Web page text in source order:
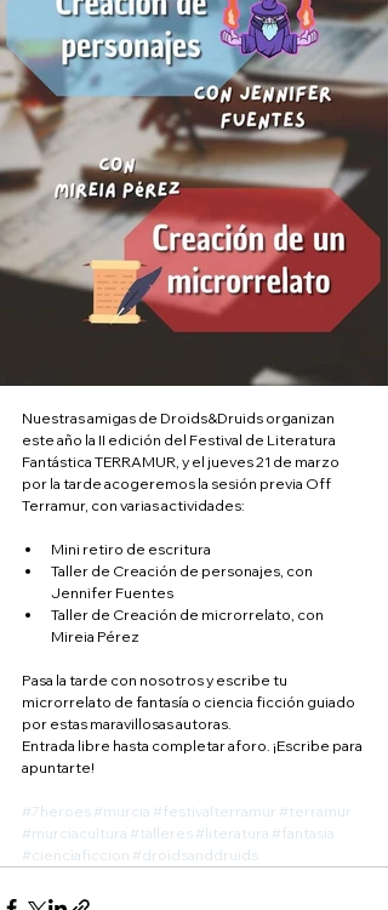
Nuestras amigas de Droids&Druids organizan
este año la II edición del Festival de Literatura
Fantástica TERRAMUR, y el jueves 21 de marzo
por la tarde acogeremos la sesión previa Off
Terramur, con varias actividades:
Mini retiro de escritura
Taller de Creación de personajes, con
Jennifer Fuentes
Taller de Creación de microrrelato, con
Mireia Pérez
Pasa la tarde con nosotros y escribe tu
microrrelato de fantasía o ciencia ficción guiado
por estas maravillosas autoras.
Entrada libre hasta completar aforo. ¡Escribe para
apuntarte!
#7heroes #murcia #festivalterramur #terramur
#murciacultura #talleres #literatura #fantasia
#cienciaficcion #droidsanddruids